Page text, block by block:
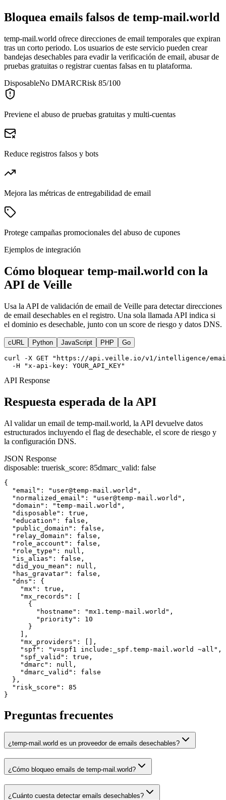
Bloquea emails falsos de temp-mail.world
temp-mail.world ofrece direcciones de email temporales que expiran
tras un corto periodo. Los usuarios de este servicio pueden crear
bandejas desechables para evadir la verificación de email, abusar de
pruebas gratuitas o registrar cuentas falsas en tu plataforma.
DisposableNo DMARCRisk 85/100
Previene el abuso de pruebas gratuitas y multi-cuentas
Reduce registros falsos y bots
Mejora las métricas de entregabilidad de email
Protege campañas promocionales del abuso de cupones
Ejemplos de integración
Cómo bloquear temp-mail.world con la
API de Veille
Usa la API de validación de email de Veille para detectar direcciones
de email desechables en el registro. Una sola llamada API indica si
el dominio es desechable, junto con un score de riesgo y datos DNS.
cURL Python JavaScript PHP Go
curl -X GET "https://api.veille.io/v1/intelligence/
  -H "x-api-key: YOUR_API_KEY"
API Response
Respuesta esperada de la API
Al validar un email de temp-mail.world, la API devuelve datos
estructurados incluyendo el flag de desechable, el score de riesgo y
la configuración DNS.
JSON Response
disposable: truerisk_score: 85dmarc_valid: false
{
  "email": "user@temp-mail.world",
  "normalized_email": "user@temp-mail.world",
  "domain": "temp-mail.world",
  "disposable": true,
  "education": false,
  "public_domain": false,
  "relay_domain": false,
  "role_account": false,
  "role_type": null,
  "is_alias": false,
  "did_you_mean": null,
  "has_gravatar": false,
  "dns": {
    "mx": true,
    "mx_records": [
      {
        "hostname": "mx1.temp-mail.world",
        "priority": 10
      }
    ],
    "mx_providers": [],
    "spf": "v=spf1 include:_spf.temp-mail.world ~all",
    "spf_valid": true,
    "dmarc": null,
    "dmarc_valid": false
  },
  "risk_score": 85
}
Preguntas frecuentes
¿temp-mail.world es un proveedor de emails desechables?
¿Cómo bloqueo emails de temp-mail.world?
¿Cuánto cuesta detectar emails desechables?